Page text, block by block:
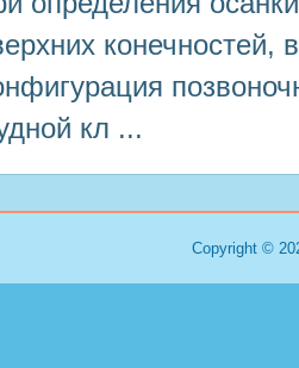
конечностей,
кл ...
Copyright ©